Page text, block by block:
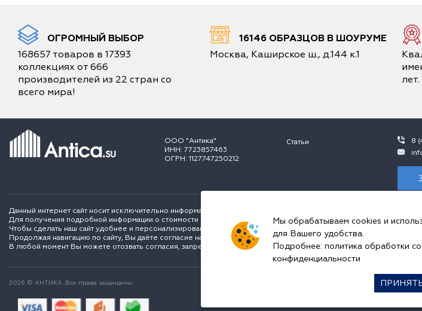
ОГРОМНЫЙ ВЫБОР
168657 товаров в 17393
коллекциях от 666
производителей из 22 стран со
всего мира!
16146 ОБРАЗЦОВ В ШОУРУМЕ
Москва, Каширское ш., д.144 к.1
лет.
ООО "Антика"
ИНН: 7723857463
ОГРН: 1127747250212
Статьи
8
Данный интернет сайт носит исключительно информационный характер и не является публичной офертой, в
Для получения подробной информации о стоимости и сроках выполнения просьба обращаться к сотрудникам
Чтобы сделать наш сайт удобнее и персонализированее для вас мы используем cookies и аналитические
Продолжая навигацию по сайту, Вы даёте согласие на обработку персональных данных и соглашаетесь с
В любой момент Вы можете отозвать согласия, запретить сохранение Cookie в настройках своего браузера.
2026 © АНТИКА. Все права защищены
Мы обрабатываем cookies и
для Вашего удобства.
Подробнее: политика обработки
конфиденциальности